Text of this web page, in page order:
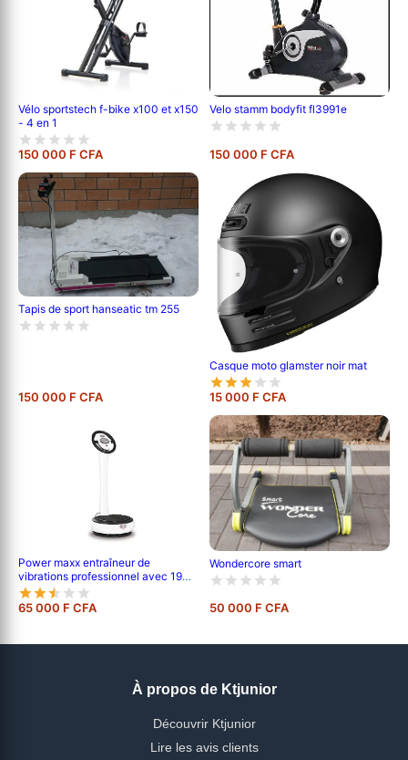
Vélo sportstech f-bike x100 et x150
- 4 en 1
150 000 F CFA
Velo stamm bodyfit fl3991e
150 000 F CFA
Tapis de sport hanseatic tm 255
150 000 F CFA
Casque moto glamster noir mat
15 000 F CFA
Power maxx entraîneur de
vibrations professionnel avec 19
niveaux de vitesse
65 000 F CFA
Wondercore smart
50 000 F CFA
À propos de Ktjunior
Découvrir Ktjunior
Lire les avis clients